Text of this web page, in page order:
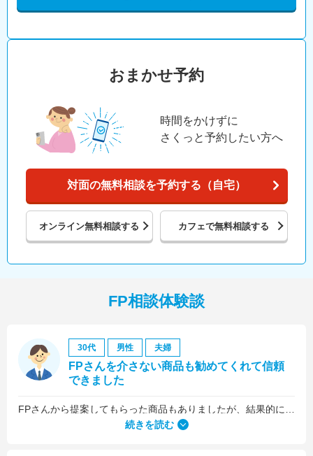
おまかせ予約
時間をかけずに
さくっと予約したい方へ
対面の無料相談を予約する（自宅）
オンライン無料相談する カフェで無料相談する
FP相談体験談
30代 男性 夫婦
FPさんを介さない商品も勧めてくれて信頼
できました
続きを読む